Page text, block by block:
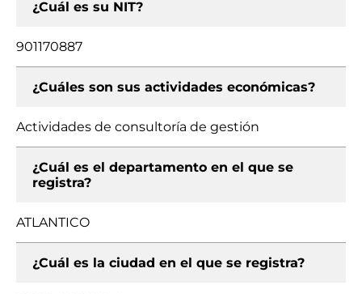
¿Cuál es su NIT?
901170887
¿Cuáles son sus actividades económicas?
Actividades de consultoría de gestión
¿Cuál es el departamento en el que se
registra?
ATLANTICO
¿Cuál es la ciudad en el que se registra?